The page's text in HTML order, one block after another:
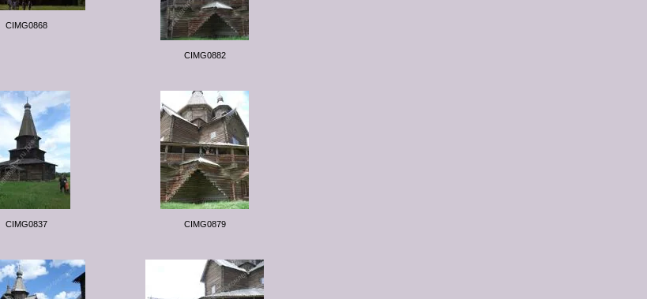
CIMG0868
CIMG0882
CIMG0837 CIMG0879